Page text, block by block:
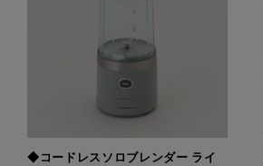
◆コードレスソロブレンダー ライ